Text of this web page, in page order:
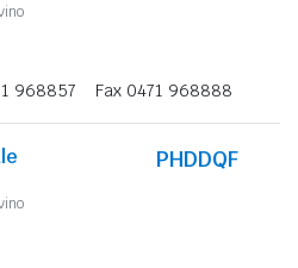
968857 Fax 0471 968888
PHDDQF